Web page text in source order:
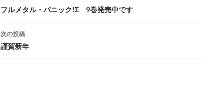
稿
ナ
ビ
ゲ
フルメタル・パニック!Σ 9巻発売中です
次の投稿
謹賀新年